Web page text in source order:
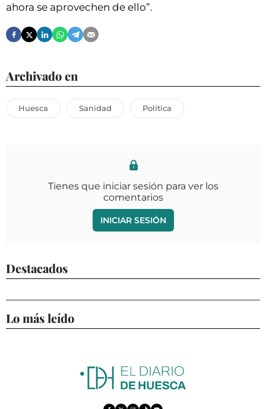
ahora se aprovechen de ello”.
Archivado en
Huesca Sanidad Política
Tienes que iniciar sesión para ver los
comentarios
INICIAR SESIÓN
Destacados
Lo más leído